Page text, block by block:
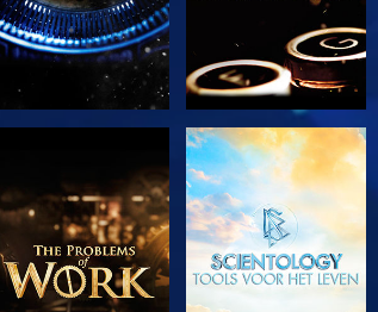
VERKEN DE SERIE